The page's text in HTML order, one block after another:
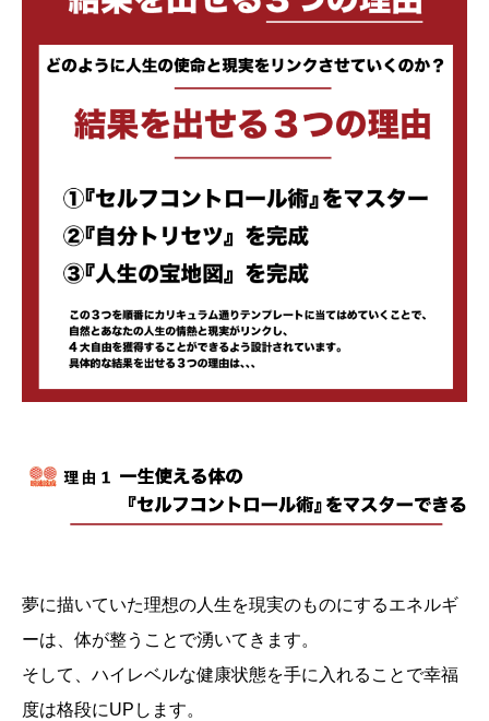
夢に描いていた理想の人生を現実のものにするエネルギ
ーは、体が整うことで湧いてきます。
そして、ハイレベルな健康状態を手に入れることで幸福
度は格段にUPします。